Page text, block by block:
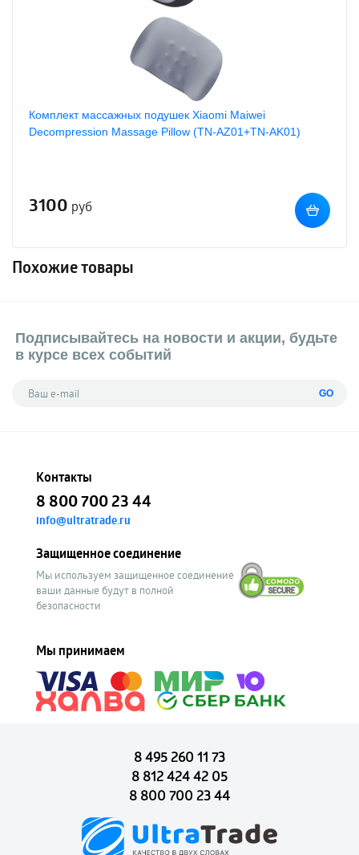
Комплект массажных подушек Xiaomi Maiwei
Decompression Massage Pillow (TN-AZ01+TN-AK01)
3100 руб
Похожие товары
Подписывайтесь на новости и акции, будьте
в курсе всех событий
GO
Контакты
8 800 700 23 44
info@ultratrade.ru
Защищенное соединение
Мы используем защищенное соединение
ваши данные будут в полной
безопасности
Мы принимаем
8 495 260 11 73
8 812 424 42 05
8 800 700 23 44